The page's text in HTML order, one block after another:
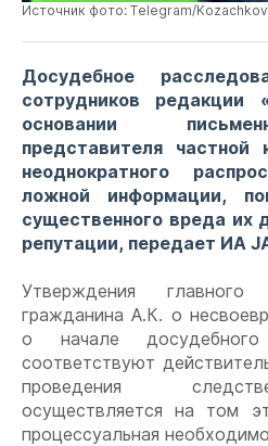
Источник фото: Telegram/
Досудебное
сотрудников редакции
основании
представителя
неоднократного
ложной информации,
существенного вреда их
репутации, передает ИА
Утверждения
гражданина А.К. о
о начале
соответствуют
проведения
осуществляется на том
процессуальная